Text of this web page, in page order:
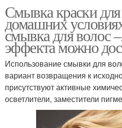
Смывка краски
домашних
смывка для волос
эффекта можно
Использование смывки для
вариант возвращения к
присутствуют активные
осветлители, заместители